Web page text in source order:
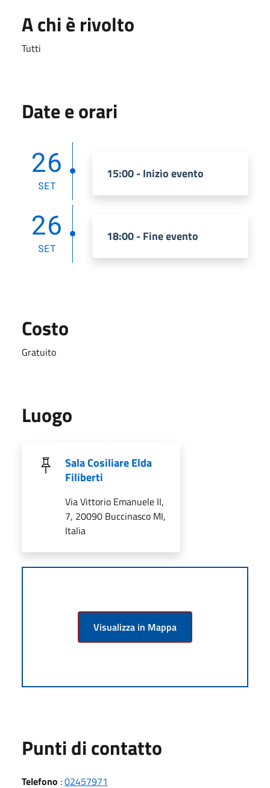
A chi è rivolto
Tutti
Date e orari
26
SET
15:00 - Inizio evento
26
SET
18:00 - Fine evento
Costo
Gratuito
Luogo
Sala Cosiliare Elda
Filiberti
Via Vittorio Emanuele II,
7, 20090 Buccinasco MI,
Italia
Visualizza in Mappa
Punti di contatto
Telefono :02457971